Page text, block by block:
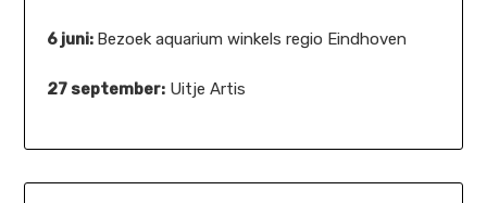
6 juni: Bezoek aquarium winkels regio Eindhoven
27 september: Uitje Artis